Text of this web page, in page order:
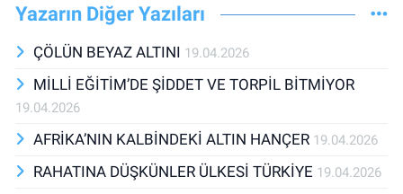
Yazarın Diğer Yazıları
ÇÖLÜN BEYAZ ALTINI 19.04.2026
MİLLİ EĞİTİM’DE ŞİDDET VE TORPİL BİTMİYOR
19.04.2026
AFRİKA’NIN KALBİNDEKİ ALTIN HANÇER 19.04.2026
RAHATINA DÜŞKÜNLER ÜLKESİ TÜRKİYE 19.04.2026